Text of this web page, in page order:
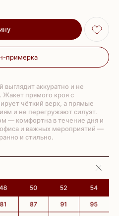
примерка
аккуратно и не
прямого кроя с
чёткий верх, а прямые
и не перегружают силуэт.
— комфортна в течение дня и
и важных мероприятий —
и стильно.